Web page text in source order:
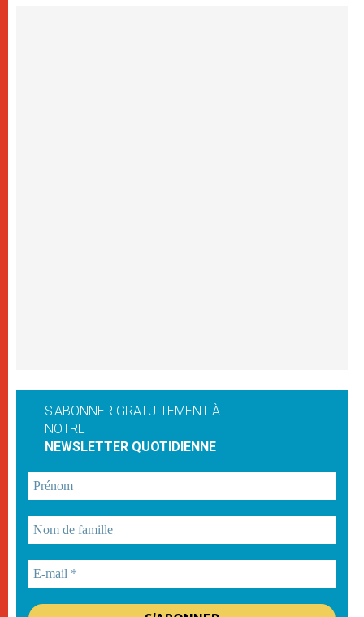
S'ABONNER GRATUITEMENT À
NOTRE
NEWSLETTER QUOTIDIENNE